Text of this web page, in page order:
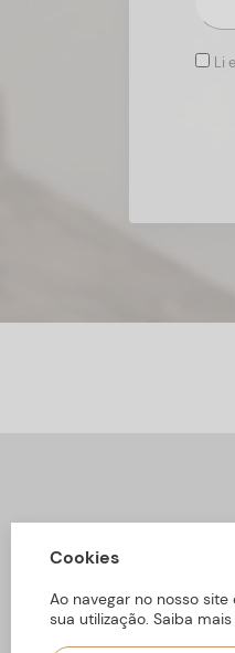
Li
ARBORETTO © Todos
Cookies
Ao navegar no nosso
sua utilização. Saiba